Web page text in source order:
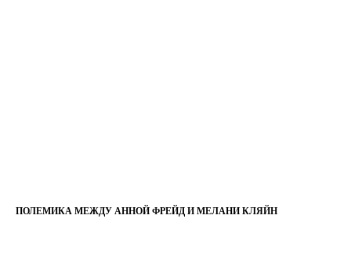
ПОЛЕМИКА МЕЖДУ АННОЙ ФРЕЙД И МЕЛАНИ КЛЯЙН